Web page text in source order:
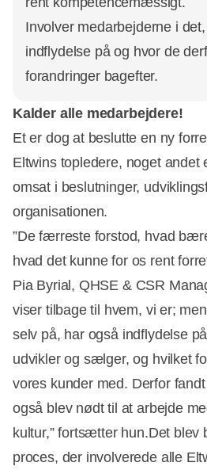
Involver medarbejderne i
indflydelse på og hvor de
forandringer bagefter.
Kalder alle medarbejdere!
Et er dog at beslutte en ny
Eltwins topledere, noget andet
omsat i beslutninger,
organisationen.
”De færreste forstod, hvad
hvad det kunne for os rent
Pia Byrial, QHSE & CSR
viser tilbage til hvem, vi er;
selv på, har også indflydelse
udvikler og sælger, og hvilket
vores kunder med. Derfor
også blev nødt til at arbejde
kultur,” fortsætter hun.Det blev
proces, der involverede alle